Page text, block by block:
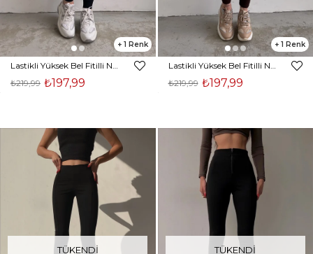
1
Lastikli Yüksek Bel Fitilli Nora Kadın Siyah Toparlayıcı Tayt 22K000583
₺197,99
₺219,99
1
Lastikli Yüksek Bel Fitilli Nora Kadın Kahverengi Toparlayıcı Tayt 22K000583
₺197,99
₺219,99
TÜKENDI TÜKENDI